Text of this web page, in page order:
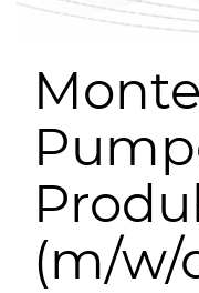
(m/w/